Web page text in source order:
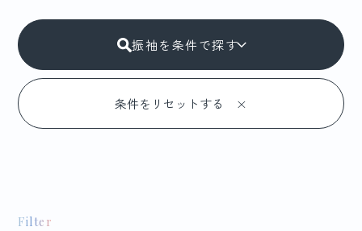
振袖を条件で探す
ブランドで探す
Filter